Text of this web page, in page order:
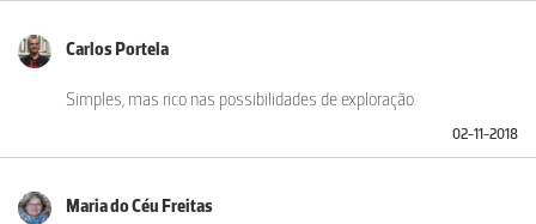
Carlos Portela
Simples, mas rico nas possibilidades de exploração.
02-11-2018
Maria do Céu Freitas